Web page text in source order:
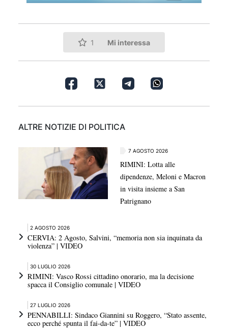
1 Mi interessa
ALTRE NOTIZIE DI POLITICA
7 AGOSTO 2026
RIMINI: Lotta alle
dipendenze, Meloni e Macron
in visita insieme a San
Patrignano
2 AGOSTO 2026
CERVIA: 2 Agosto, Salvini, “memoria non sia inquinata da
violenza” | VIDEO
30 LUGLIO 2026
RIMINI: Vasco Rossi cittadino onorario, ma la decisione
spacca il Consiglio comunale | VIDEO
27 LUGLIO 2026
PENNABILLI: Sindaco Giannini su Roggero, “Stato assente,
ecco perché spunta il fai-da-te” | VIDEO